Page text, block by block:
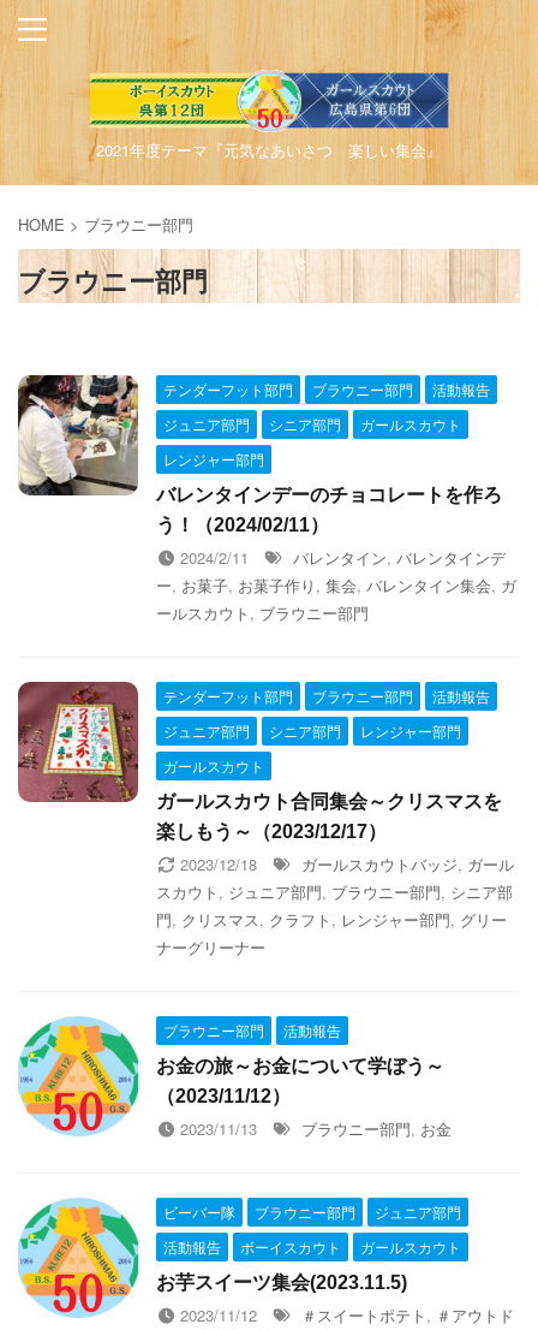
2021年度テーマ『元気なあいさつ 楽しい集会』
HOME > ブラウニー部門
ブラウニー部門
テンダーフット部門 ブラウニー部門
活動報告
ジュニア部門
シニア部門
ガールスカウト
レンジャー部門
バレンタインデーのチョコレートを作ろ
う！（2024/02/11）
2024/2/11 バレンタイン, バレンタインデ
ー, お菓子, お菓子作り , 集会, バレンタイン集会, ガ
ールスカウト , ブラウニー部門
テンダーフット部門 ブラウニー部門
活動報告
ジュニア部門
シニア部門
レンジャー部門
ガールスカウト
ガールスカウト合同集会～クリスマスを
楽しもう～（2023/12/17）
2023/12/18 ガールスカウトバッジ, ガール
スカウト , ジュニア部門, ブラウニー部門, シニア部
門, クリスマス, クラフト , レンジャー部門, グリー
ナーグリーナー
ブラウニー部門
活動報告
お金の旅～お金について学ぼう～
（2023/11/12）
2023/11/13 ブラウニー部門, お金
ビーバー隊 ブラウニー部門
ジュニア部門
活動報告
ボーイスカウト
ガールスカウト
お芋スイーツ集会(2023.11.5)
2023/11/12 ＃スイートポテト , ＃アウトド